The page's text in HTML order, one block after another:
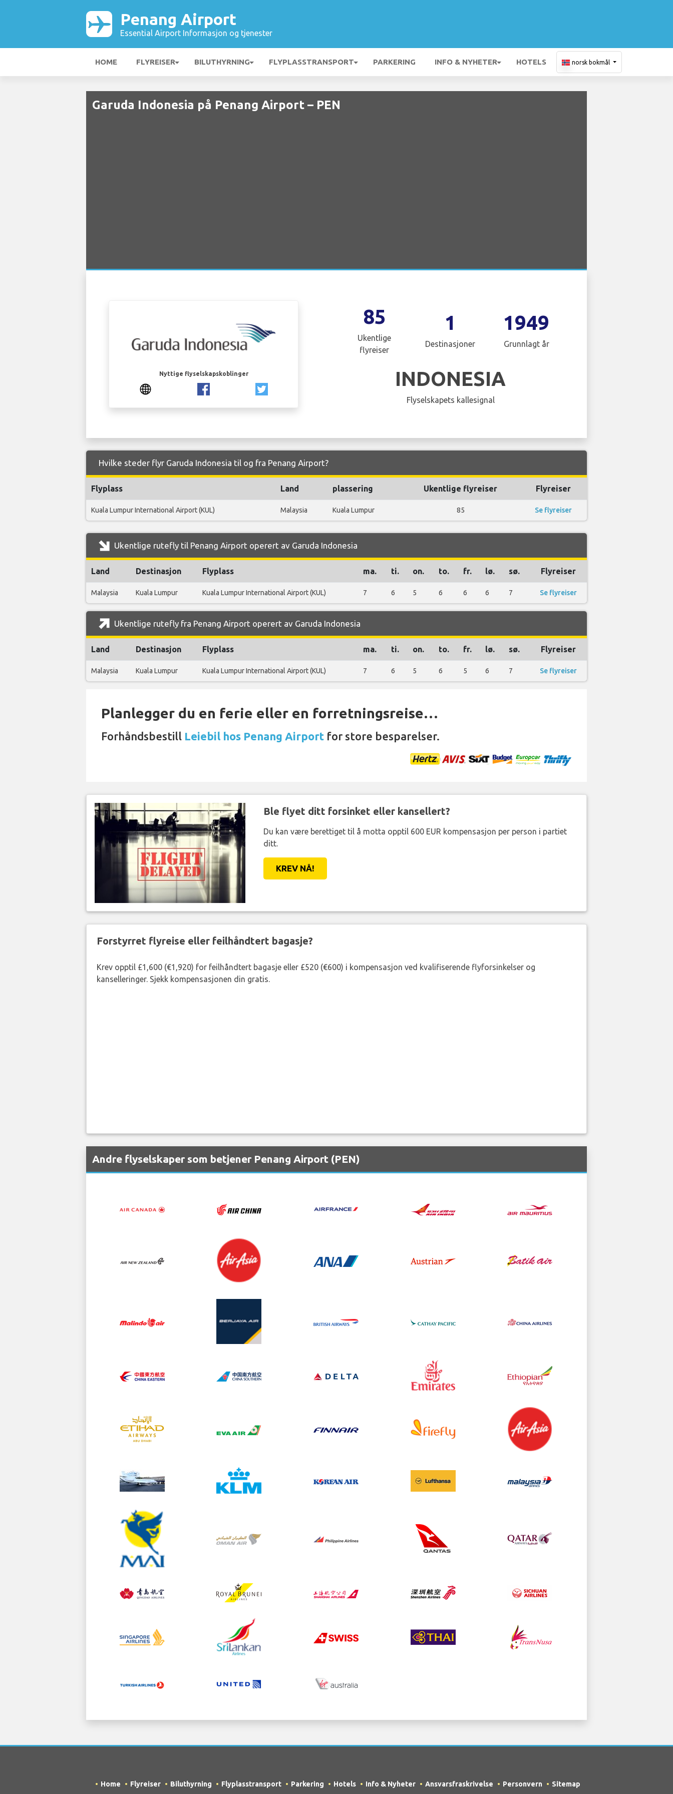
Penang Airport
Essential Airport Informasjon og tjenester
HOME FLYREISER BILUTHYRNING FLYPLASSTRANSPORT PARKERING INFO & NYHETER HOTELS norsk bokmål
Garuda Indonesia på Penang Airport – PEN
Nyttige flyselskapskoblinger
85
Ukentlige
flyreiser
1
Destinasjoner
1949
Grunnlagt år
INDONESIA
Flyselskapets kallesignal
Hvilke steder flyr Garuda Indonesia til og fra Penang Airport?
Flyplass Land plassering Ukentlige flyreiser Flyreiser
Kuala Lumpur International Airport (KUL) Malaysia Kuala Lumpur 85 Se flyreiser
Ukentlige rutefly til Penang Airport operert av Garuda Indonesia
Land Destinasjon Flyplass ma. ti. on. to. fr. lø. sø. Flyreiser
Malaysia Kuala Lumpur Kuala Lumpur International Airport (KUL) 7 6 5 6 6 6 7 Se flyreiser
Ukentlige rutefly fra Penang Airport operert av Garuda Indonesia
Land Destinasjon Flyplass ma. ti. on. to. fr. lø. sø. Flyreiser
Malaysia Kuala Lumpur Kuala Lumpur International Airport (KUL) 7 6 5 6 5 6 7 Se flyreiser
Planlegger du en ferie eller en forretningsreise…
Forhåndsbestill Leiebil hos Penang Airport for store besparelser.
Ble flyet ditt forsinket eller kansellert?
Du kan være berettiget til å motta opptil 600 EUR kompensasjon per person i partiet
ditt.
KREV NÅ!
Forstyrret flyreise eller feilhåndtert bagasje?
Krev opptil £1,600 (€1,920) for feilhåndtert bagasje eller £520 (€600) i kompensasjon ved kvalifiserende flyforsinkelser og
kanselleringer. Sjekk kompensasjonen din gratis.
Andre flyselskaper som betjener Penang Airport (PEN)
Home Flyreiser Biluthyrning Flyplasstransport Parkering Hotels Info & Nyheter Ansvarsfraskrivelse Personvern Sitemap